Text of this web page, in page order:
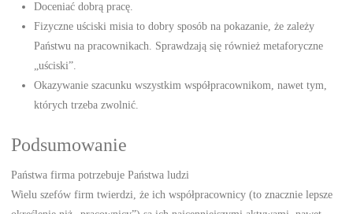
Doceniać dobrą pracę.
Fizyczne uściski misia to dobry sposób na pokazanie, że zależy
Państwu na pracownikach. Sprawdzają się również metaforyczne
„uściski”.
Okazywanie szacunku wszystkim współpracownikom, nawet tym,
których trzeba zwolnić.
Podsumowanie
Państwa firma potrzebuje Państwa ludzi
Wielu szefów firm twierdzi, że ich współpracownicy (to znacznie lepsze